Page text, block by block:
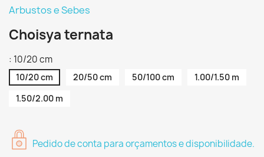
Arbustos e Sebes
Choisya ternata
: 10/20 cm
10/20 cm 20/50 cm 50/100 cm
1.00/1.50 m
1.50/2.00 m
Pedido de conta para orçamentos e disponibilidade.